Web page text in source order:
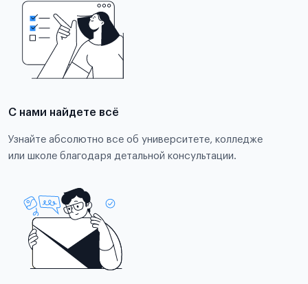
С нами найдете всё
Узнайте абсолютно все об университете, колледже
или школе благодаря детальной консультации.